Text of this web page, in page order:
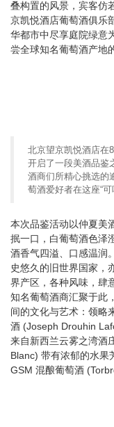
叠构置的风景，宾客仿
京凯悦酒店葡萄酒俱乐
华都市中尽享庭院绿意
尝全球知名葡萄酒产地
北京望京凯悦酒店在
开启了一段美酒品鉴
酒商们所精心挑选的
萄酒爱好者在这座“
本次品鉴活动以仲夏美
抿一口，白葡萄酒色泽
酒香气四溢、口感温润
史悠久的旧世界国家，
界产区，各种风味，肆
知名葡萄酒商汇聚于此
间的文化与艺术 ：领略
酒 (Joseph Drouhin
来自新西兰云雾之湾酒
Blanc) 带有浓郁的水果
GSM 混酿葡萄酒